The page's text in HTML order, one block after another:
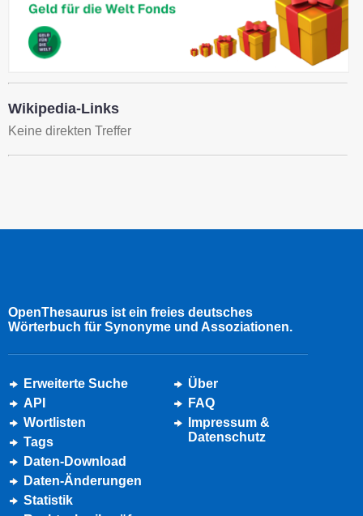
Wikipedia-Links
Keine direkten Treffer
OpenThesaurus ist ein freies deutsches
Wörterbuch für Synonyme und Assoziationen.
Erweiterte Suche
API
Wortlisten
Tags
Daten-Download
Daten-Änderungen
Statistik
Über
FAQ
Impressum &
Datenschutz